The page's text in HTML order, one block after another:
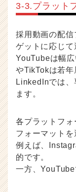
3-3.プラット
採用動画の配
ゲットに応じて
YouTubeは幅
やTikTokは若年
LinkedInでは、
ます。
各プラットフ
フォーマットを
例えば、
的です。
一方、YouTube